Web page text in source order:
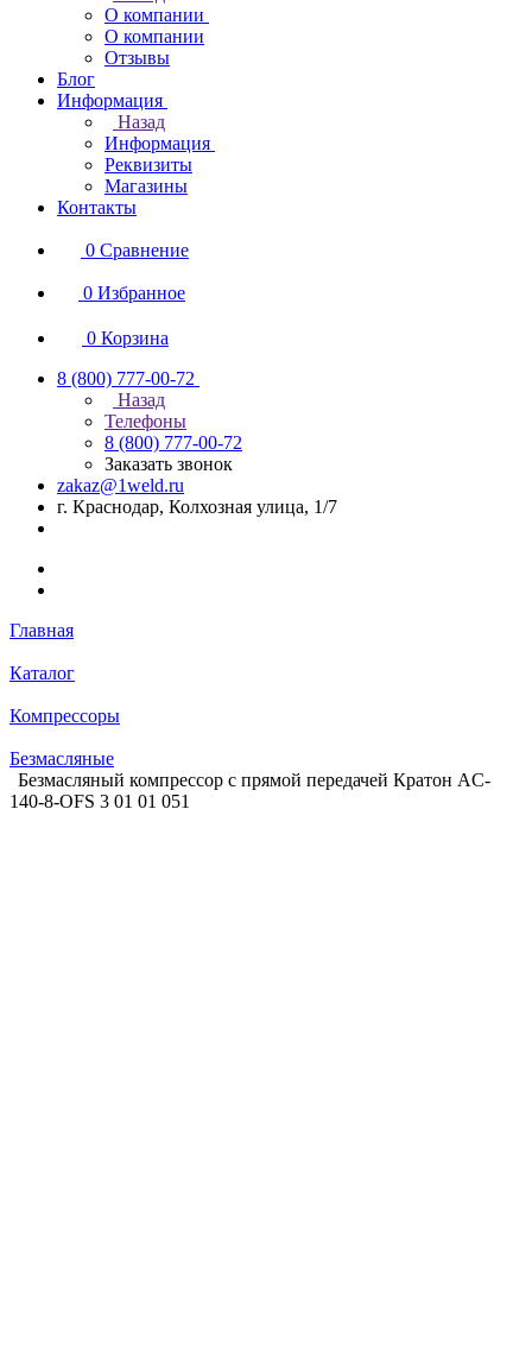
О компании
О компании
Отзывы
Блог
Информация
Назад
Информация
Реквизиты
Магазины
Контакты
0 Сравнение
0 Избранное
0 Корзина
8 (800) 777-00-72
Назад
Телефоны
8 (800) 777-00-72
Заказать звонок
zakaz@1weld.ru
г. Краснодар, Колхозная улица, 1/7
Главная
Каталог
Компрессоры
Безмасляные
Безмасляный компрессор с прямой передачей Кратон AC-
140-8-OFS 3 01 01 051